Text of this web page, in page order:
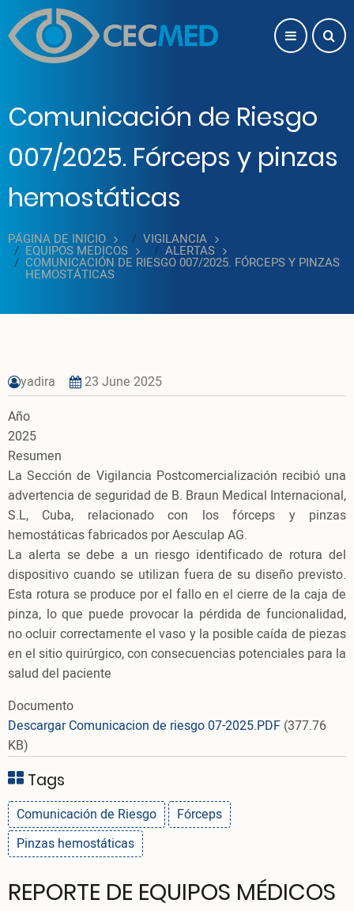
Pasar al contenido principal
Comunicación de Riesgo
007/2025. Fórceps y pinzas
hemostáticas
PÁGINA DE INICIO VIGILANCIA
EQUIPOS MEDICOS ALERTAS
COMUNICACIÓN DE RIESGO 007/2025. FÓRCEPS Y PINZAS
HEMOSTÁTICAS
yadira
23 June 2025
Año
2025
Resumen
La Sección de Vigilancia Postcomercialización recibió una
advertencia de seguridad de B. Braun Medical Internacional,
S.L, Cuba, relacionado con los fórceps y pinzas
hemostáticas fabricados por Aesculap AG.
La alerta se debe a un riesgo identificado de rotura del
dispositivo cuando se utilizan fuera de su diseño previsto.
Esta rotura se produce por el fallo en el cierre de la caja de
pinza, lo que puede provocar la pérdida de funcionalidad,
no ocluir correctamente el vaso y la posible caída de piezas
en el sitio quirúrgico, con consecuencias potenciales para la
salud del paciente
Documento
Descargar Comunicacion de riesgo 07-2025.PDF (377.76
KB)
Tags
Comunicación de Riesgo
Fórceps
Pinzas hemostáticas
REPORTE DE EQUIPOS MÉDICOS